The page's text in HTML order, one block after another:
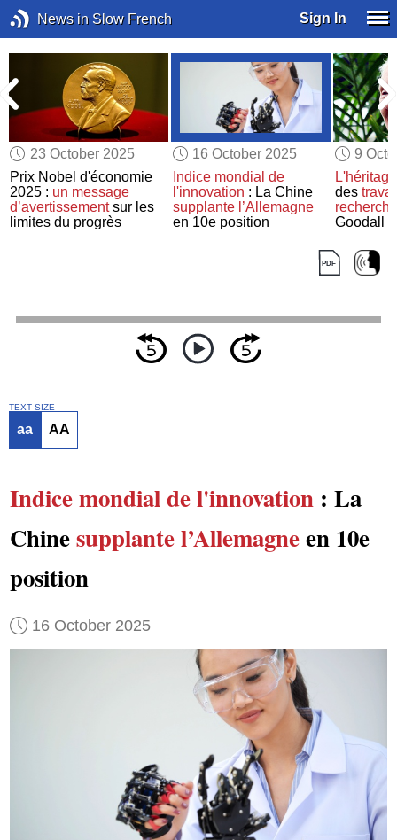
News in Slow French Sign In
23 October 2025
Prix Nobel d'économie
2025 : un message
d’avertissementsur les
limites du progrès
16 October 2025
Indice mondial de
l'innovation : La Chine
supplante l’Allemagne
en 10e position
9
des
recherche
Goodall
espèces
TEXT SIZE
aa AA
Indice mondial de l'innovation: La
Chinesupplantel’Allemagneen 10e
position
16 October 2025